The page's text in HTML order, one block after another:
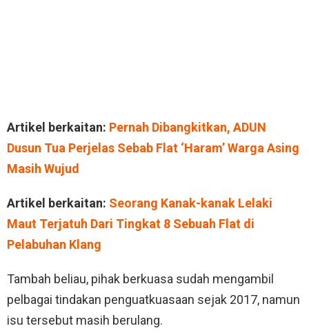
Artikel berkaitan: Pernah Dibangkitkan, ADUN
Dusun Tua Perjelas Sebab Flat ‘Haram’ Warga Asing
Masih Wujud
Artikel berkaitan: Seorang Kanak-kanak Lelaki
Maut Terjatuh Dari Tingkat 8 Sebuah Flat di
Pelabuhan Klang
Tambah beliau, pihak berkuasa sudah mengambil
pelbagai tindakan penguatkuasaan sejak 2017, namun
isu tersebut masih berulang.